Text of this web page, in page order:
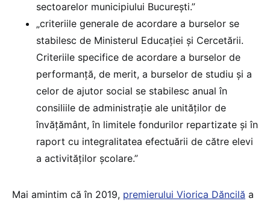
sectoarelor municipiului București.”
„criteriile generale de acordare a burselor se
stabilesc de Ministerul Educației și Cercetării.
Criteriile specifice de acordare a burselor de
performanță, de merit, a burselor de studiu și a
celor de ajutor social se stabilesc anual în
consiliile de administrație ale unităților de
învățământ, în limitele fondurilor repartizate și în
raport cu integralitatea efectuării de către elevi
a activităților școlare.”
Mai amintim că în 2019, premierului Viorica Dăncilă a